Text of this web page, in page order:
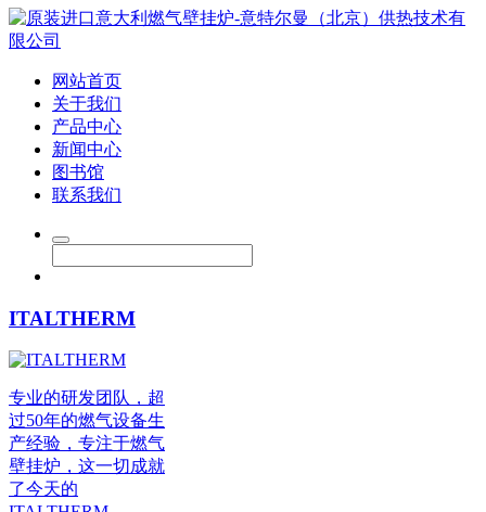
网站首页
关于我们
产品中心
新闻中心
图书馆
联系我们
ITALTHERM
专业的研发团队，超
过50年的燃气设备生
产经验，专注于燃气
壁挂炉，这一切成就
了今天的